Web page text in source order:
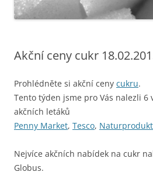
Akční ceny cukr
Prohlédněte si akční ceny cukru.
Tento týden jsme pro Vás nalezli 6
akčních letáků
Penny Market, Tesco, Naturprodukt
Nejvíce akčních nabídek na cukr
Globus.